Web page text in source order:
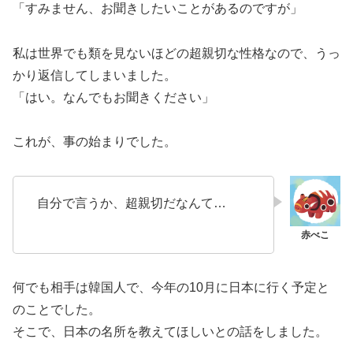
「すみません、お聞きしたいことがあるのですが」
私は世界でも類を見ないほどの超親切な性格なので、うっ
かり返信してしまいました。
「はい。なんでもお聞きください」
これが、事の始まりでした。
自分で言うか、超親切だなんて…
何でも相手は韓国人で、今年の10月に日本に行く予定と
のことでした。
そこで、日本の名所を教えてほしいとの話をしました。